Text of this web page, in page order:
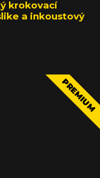
krokovací
a inkoustový
PREMIUM